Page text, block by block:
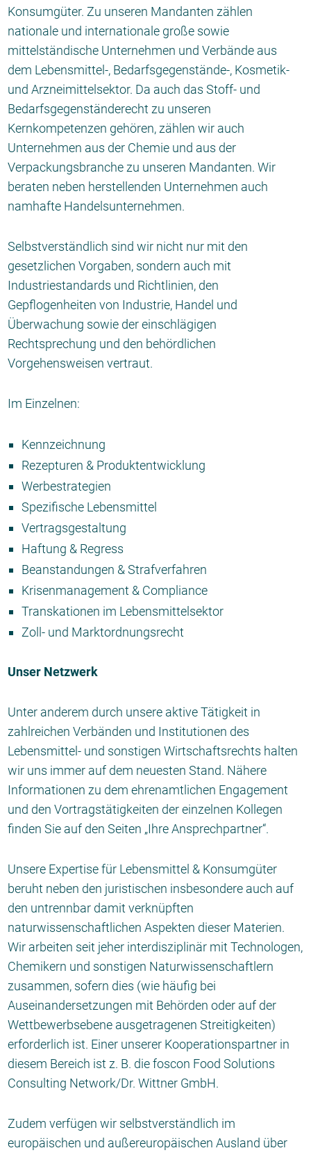
Konsumgüter. Zu unseren Mandanten zählen
nationale und internationale große sowie
mittelständische Unternehmen und Verbände aus
dem Lebensmittel-, Bedarfsgegenstände-, Kosmetik-
und Arzneimittelsektor. Da auch das Stoff- und
Bedarfsgegenständerecht zu unseren
Kernkompetenzen gehören, zählen wir auch
Unternehmen aus der Chemie und aus der
Verpackungsbranche zu unseren Mandanten. Wir
beraten neben herstellenden Unternehmen auch
namhafte Handelsunternehmen.
Selbstverständlich sind wir nicht nur mit den
gesetzlichen Vorgaben, sondern auch mit
Industriestandards und Richtlinien, den
Gepflogenheiten von Industrie, Handel und
Überwachung sowie der einschlägigen
Rechtsprechung und den behördlichen
Vorgehensweisen vertraut.
Im Einzelnen:
Kennzeichnung
Rezepturen & Produktentwicklung
Werbestrategien
Spezifische Lebensmittel
Vertragsgestaltung
Haftung & Regress
Beanstandungen & Strafverfahren
Krisenmanagement & Compliance
Transkationen im Lebensmittelsektor
Zoll- und Marktordnungsrecht
Unser Netzwerk
Unter anderem durch unsere aktive Tätigkeit in
zahlreichen Verbänden und Institutionen des
Lebensmittel- und sonstigen Wirtschaftsrechts halten
wir uns immer auf dem neuesten Stand. Nähere
Informationen zu dem ehrenamtlichen Engagement
und den Vortragstätigkeiten der einzelnen Kollegen
finden Sie auf den Seiten „Ihre Ansprechpartner“.
Unsere Expertise für Lebensmittel & Konsumgüter
beruht neben den juristischen insbesondere auch auf
den untrennbar damit verknüpften
naturwissenschaftlichen Aspekten dieser Materien.
Wir arbeiten seit jeher interdisziplinär mit Technologen,
Chemikern und sonstigen Naturwissenschaftlern
zusammen, sofern dies (wie häufig bei
Auseinandersetzungen mit Behörden oder auf der
Wettbewerbsebene ausgetragenen Streitigkeiten)
erforderlich ist. Einer unserer Kooperationspartner in
diesem Bereich ist z. B. die foscon Food Solutions
Consulting Network/Dr. Wittner GmbH.
Zudem verfügen wir selbstverständlich im
europäischen und außereuropäischen Ausland über